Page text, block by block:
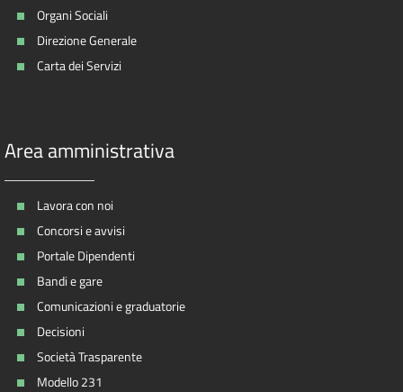
Organi Sociali
Direzione Generale
Carta dei Servizi
Area amministrativa
Lavora con noi
Concorsi e avvisi
Portale Dipendenti
Bandi e gare
Comunicazioni e graduatorie
Decisioni
Società Trasparente
Modello 231